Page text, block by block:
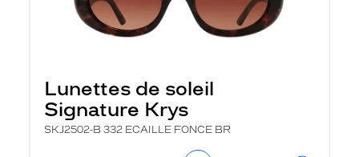
Lunettes de soleil
Signature Krys
SKJ2502-B 332 ECAILLE FONCE BR